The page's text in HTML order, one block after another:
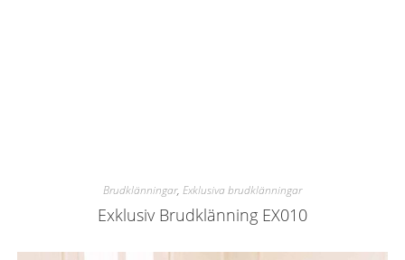
Brudklänningar, Exklusiva brudklänningar
Exklusiv Brudklänning EX010